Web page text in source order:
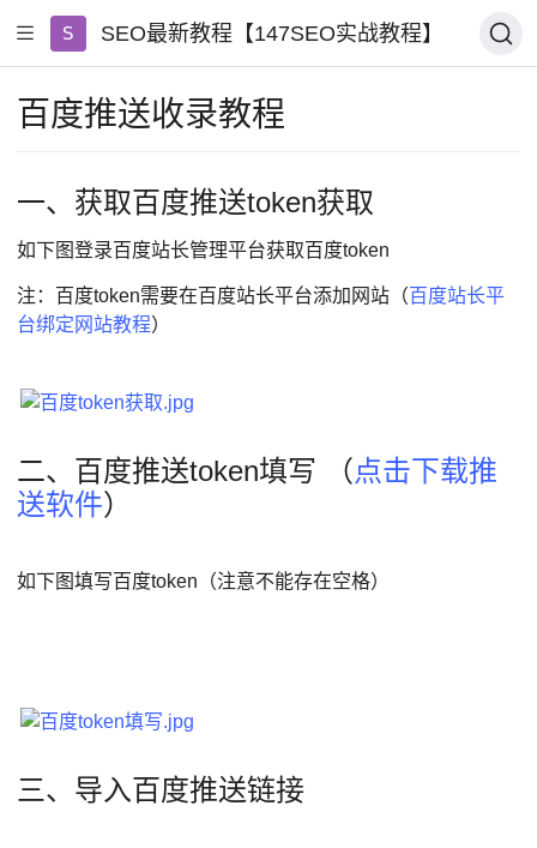
SEO最新教程【147SEO实战教程】
百度推送收录教程
一、获取百度推送token获取
如下图登录百度站长管理平台获取百度token
注：百度token需要在百度站长平台添加网站（百度站长平
台绑定网站教程）
二、百度推送token填写 （点击下载推
送软件）
如下图填写百度token（注意不能存在空格）
三、导入百度推送链接